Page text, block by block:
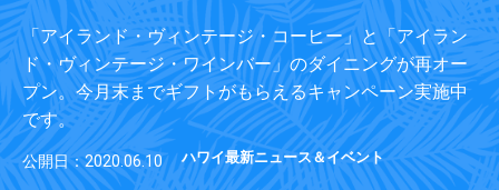
「アイランド・ヴィンテージ・コーヒー」と「アイラン
ド・ヴィンテージ・ワインバー」のダイニングが再オー
プン。今月末までギフトがもらえるキャンペーン実施中
です。
公開日：2020.06.10 ハワイ最新ニュース＆イベント